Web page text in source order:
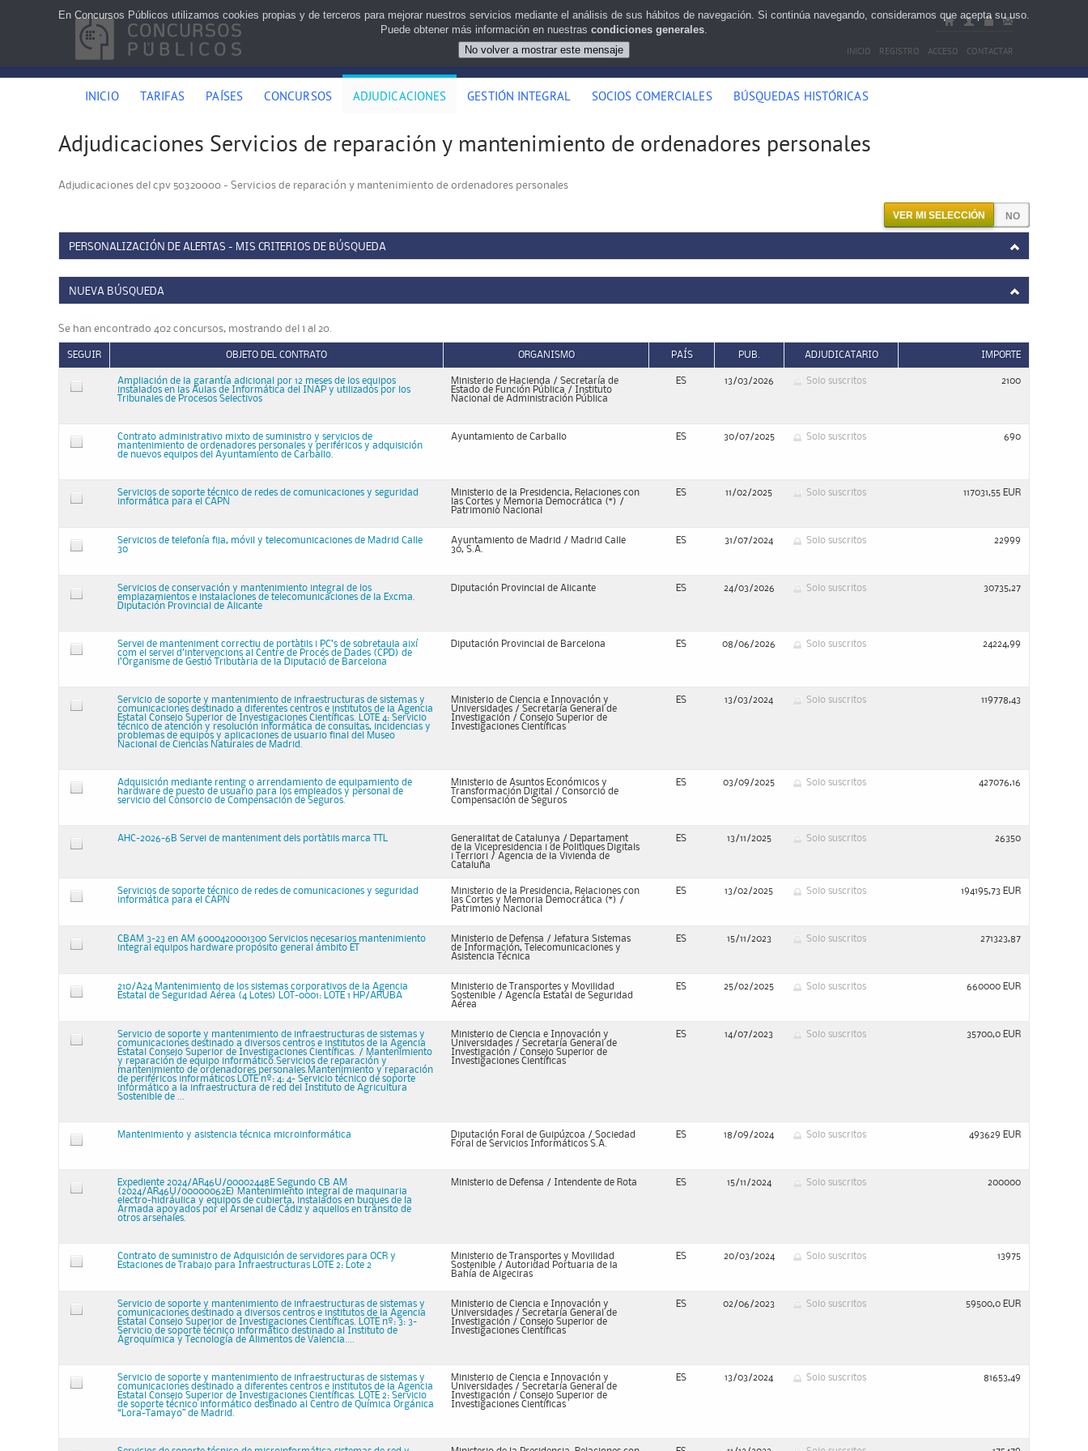
INICIO REGISTRO ACCESO CONTACTAR
INICIO TARIFAS PAÍSES CONCURSOS ADJUDICACIONES GESTIÓN INTEGRAL SOCIOS COMERCIALES BÚSQUEDAS HISTÓRICAS
Adjudicaciones Servicios de reparación y mantenimiento de ordenadores personales
Adjudicaciones del cpv 50320000 - Servicios de reparación y mantenimiento de ordenadores personales
VER MI SELECCIÓN
PERSONALIZACIÓN DE ALERTAS - MIS CRITERIOS DE BÚSQUEDA
NUEVA BÚSQUEDA
Se han encontrado 402 concursos, mostrando del 1 al 20.
SEGUIR OBJETO DEL CONTRATO ORGANISMO PAÍS PUB. ADJUDICATARIO IMPORTE
Ampliación de la garantía adicional por 12 meses de los equipos
instalados en las Aulas de Informática del INAP y utilizados por los
Tribunales de Procesos Selectivos
Ministerio de Hacienda / Secretaría de
Estado de Función Pública / Instituto
Nacional de Administración Pública
ES 13/03/2026 Solo suscritos 2100
Contrato administrativo mixto de suministro y servicios de
mantenimiento de ordenadores personales y periféricos y adquisición
de nuevos equipos del Ayuntamiento de Carballo.
Ayuntamiento de Carballo ES 30/07/2025 Solo suscritos 690
Servicios de soporte técnico de redes de comunicaciones y seguridad
informática para el CAPN
Ministerio de la Presidencia, Relaciones con
las Cortes y Memoria Democrática (*) /
Patrimonio Nacional
ES 11/02/2025 Solo suscritos 117031,55 EUR
Servicios de telefonía fija, móvil y telecomunicaciones de Madrid Calle
30
Ayuntamiento de Madrid / Madrid Calle
30, S.A.
ES 31/07/2024 Solo suscritos 22999
Servicios de conservación y mantenimiento integral de los
emplazamientos e instalaciones de telecomunicaciones de la Excma.
Diputación Provincial de Alicante
Diputación Provincial de Alicante ES 24/03/2026 Solo suscritos 30735,27
Servei de manteniment correctiu de portàtils i PC’s de sobretaula així
com el servei d’intervencions al Centre de Procés de Dades (CPD) de
l’Organisme de Gestió Tributària de la Diputació de Barcelona
Diputación Provincial de Barcelona ES 08/06/2026 Solo suscritos 24224,99
Servicio de soporte y mantenimiento de infraestructuras de sistemas y
comunicaciones destinado a diferentes centros e institutos de la Agencia
Estatal Consejo Superior de Investigaciones Científicas. LOTE 4: Servicio
técnico de atención y resolución informática de consultas, incidencias y
problemas de equipos y aplicaciones de usuario final del Museo
Nacional de Ciencias Naturales de Madrid.
Ministerio de Ciencia e Innovación y
Universidades / Secretaría General de
Investigación​​​​​​​ / Consejo Superior de
Investigaciones Científicas
ES 13/03/2024 Solo suscritos 119778,43
Adquisición mediante renting o arrendamiento de equipamiento de
hardware de puesto de usuario para los empleados y personal de
servicio del Consorcio de Compensación de Seguros.
Ministerio de Asuntos Económicos y
Transformación Digital / Consorcio de
Compensación de Seguros
ES 03/09/2025 Solo suscritos 427076,16
AHC-2026-6B Servei de manteniment dels portàtils marca TTL
Generalitat de Catalunya / Departament
de la Vicepresidencia i de Politiques Digitals
i Terriori / Agencia de la Vivienda de
Cataluña
ES 13/11/2025 Solo suscritos 26350
Servicios de soporte técnico de redes de comunicaciones y seguridad
informática para el CAPN
Ministerio de la Presidencia, Relaciones con
las Cortes y Memoria Democrática (*) /
Patrimonio Nacional
ES 13/02/2025 Solo suscritos 194195,73 EUR
CBAM 3-23 en AM 6000420001300 Servicios necesarios mantenimiento
integral equipos hardware propósito general ámbito ET
Ministerio de Defensa / Jefatura Sistemas
de Información, Telecomunicaciones y
Asistencia Técnica
ES 15/11/2023 Solo suscritos 271323,87
210/A24 Mantenimiento de los sistemas corporativos de la Agencia
Estatal de Seguridad Aérea (4 Lotes) LOT-0001: LOTE 1 HP/ARUBA
Ministerio de Transportes y Movilidad
Sostenible / Agencia Estatal de Seguridad
Aérea
ES 25/02/2025 Solo suscritos 660000 EUR
Servicio de soporte y mantenimiento de infraestructuras de sistemas y
comunicaciones destinado a diversos centros e institutos de la Agencia
Estatal Consejo Superior de Investigaciones Científicas. / Mantenimiento
y reparación de equipo informático.Servicios de reparación y
mantenimiento de ordenadores personales.Mantenimiento y reparación
de periféricos informáticos LOTE nº: 4: 4- Servicio técnico de soporte
informático a la infraestructura de red del Instituto de Agricultura
Sostenible de ...
Ministerio de Ciencia e Innovación y
Universidades / Secretaría General de
Investigación​​​​​​​ / Consejo Superior de
Investigaciones Científicas
ES 14/07/2023 Solo suscritos 35700,0 EUR
Mantenimiento y asistencia técnica microinformática
Diputación Foral de Guipúzcoa / Sociedad
Foral de Servicios Informáticos S.A.
ES 18/09/2024 Solo suscritos 493629 EUR
Expediente 2024/AR46U/00002448E Segundo CB AM
(2024/AR46U/00000062E) Mantenimiento integral de maquinaria
electro-hidráulica y equipos de cubierta, instalados en buques de la
Armada apoyados por el Arsenal de Cádiz y aquellos en tránsito de
otros arsenales.
Ministerio de Defensa / Intendente de Rota ES 15/11/2024 Solo suscritos 200000
Contrato de suministro de Adquisición de servidores para OCR y
Estaciones de Trabajo para Infraestructuras LOTE 2: Lote 2
Ministerio de Transportes y Movilidad
Sostenible / Autoridad Portuaria de la
Bahía de Algeciras
ES 20/03/2024 Solo suscritos 13975
Servicio de soporte y mantenimiento de infraestructuras de sistemas y
comunicaciones destinado a diversos centros e institutos de la Agencia
Estatal Consejo Superior de Investigaciones Científicas. LOTE nº: 3: 3-
Servicio de soporte técnico informático destinado al Instituto de
Agroquímica y Tecnología de Alimentos de Valencia....
Ministerio de Ciencia e Innovación y
Universidades / Secretaría General de
Investigación​​​​​​​ / Consejo Superior de
Investigaciones Científicas
ES 02/06/2023 Solo suscritos 59500,0 EUR
Servicio de soporte y mantenimiento de infraestructuras de sistemas y
comunicaciones destinado a diferentes centros e institutos de la Agencia
Estatal Consejo Superior de Investigaciones Científicas. LOTE 2: Servicio
de soporte técnico informático destinado al Centro de Química Orgánica
“Lora-Tamayo” de Madrid.
Ministerio de Ciencia e Innovación y
Universidades / Secretaría General de
Investigación​​​​​​​ / Consejo Superior de
Investigaciones Científicas
ES 13/03/2024 Solo suscritos 81653,49
En Concursos Públicos utilizamos cookies propias y de terceros para mejorar nuestros servicios mediante el análisis de sus hábitos de navegación. Si continúa navegando, consideramos que acepta su uso.
Puede obtener más información en nuestras condiciones generales.